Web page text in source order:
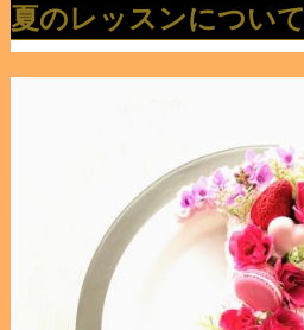
夏のレッスンについて